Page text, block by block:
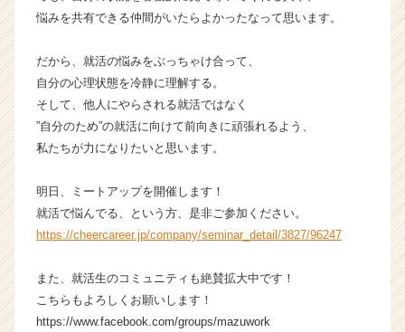
h
e
r
C
a
r）
悩みを共有できる仲間がいたらよかったなって思います。
だから、就活の悩みをぶっちゃけ合って、
自分の心理状態を冷静に理解する。
そして、他人にやらされる就活ではなく
”自分のため”の就活に向けて前向きに頑張れるよう、
私たちが力になりたいと思います。
明日、ミートアップを開催します！
就活で悩んでる、という方、是非ご参加ください。
https://cheercareer.jp/company/seminar_detail/3827/96247
また、就活生のコミュニティも絶賛拡大中です！
こちらもよろしくお願いします！
https://www.facebook.com/groups/mazuwork